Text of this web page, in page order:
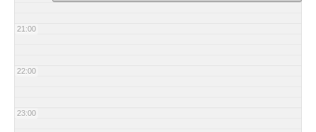
21:00
22:00
23:00